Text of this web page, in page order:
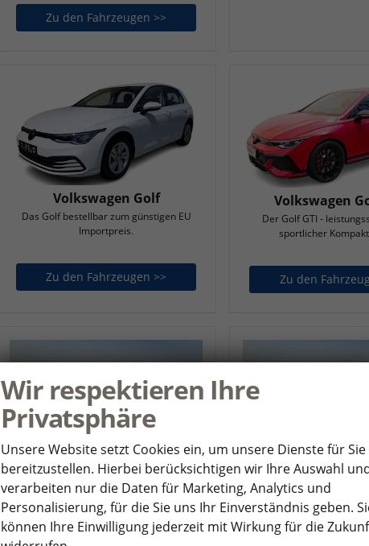
Zu den Fahrzeugen >>
Volkswagen Golf
Das Golf bestellbar zum günstigen EU
Importpreis.
Zu den Fahrzeugen >>
Volkswagen
Der Golf GTI -
sportlicher
Zu den
Volkswagen ID. BUZZ
Zu den Fahrzeugen >> Volkswagen ID. BUZZ
Volkswagen ID.
Zu den
Wir respektieren Ihre
Privatsphäre
Unsere Website setzt Cookies ein, um unsere Dienste für Sie
bereitzustellen. Hierbei berücksichtigen wir Ihre Auswahl
verarbeiten nur die Daten für Marketing, Analytics und
Personalisierung, für die Sie uns Ihr Einverständnis geben.
können Ihre Einwilligung jederzeit mit Wirkung für die